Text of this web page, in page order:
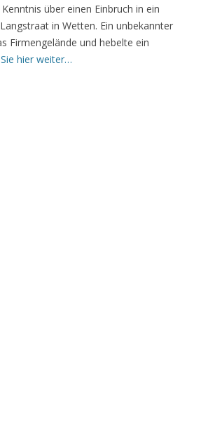
über einen Einbruch in ein
in Wetten. Ein unbekannter
Firmengelände und hebelte ein
hier weiter…